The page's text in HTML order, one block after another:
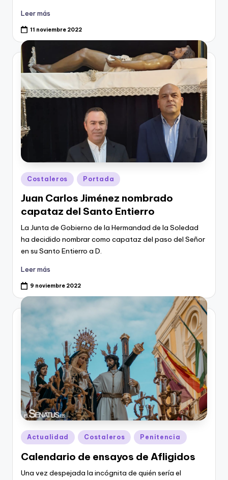
Leer más
11 noviembre 2022
Publicado
en
Costaleros Portada
Juan Carlos Jiménez nombrado
capataz del Santo Entierro
La Junta de Gobierno de la Hermandad de la Soledad
ha decidido nombrar como capataz del paso del Señor
en su Santo Entierro a D.
Leer más
9 noviembre 2022
Publicado
en
Actualidad Costaleros Penitencia
Calendario de ensayos de Afligidos
Una vez despejada la incógnita de quién sería el